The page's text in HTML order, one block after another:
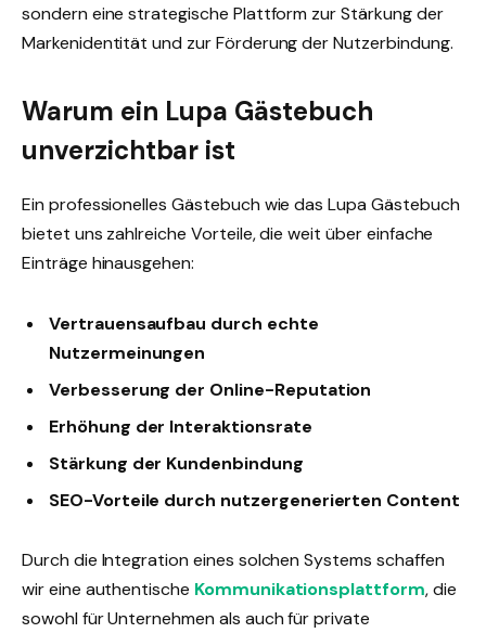
sondern eine strategische Plattform zur Stärkung der
Markenidentität und zur Förderung der Nutzerbindung.
Warum ein Lupa Gästebuch
unverzichtbar ist
Ein professionelles Gästebuch wie das Lupa Gästebuch
bietet uns zahlreiche Vorteile, die weit über einfache
Einträge hinausgehen:
Vertrauensaufbau durch echte
Nutzermeinungen
Verbesserung der Online-Reputation
Erhöhung der Interaktionsrate
Stärkung der Kundenbindung
SEO-Vorteile durch nutzergenerierten Content
Durch die Integration eines solchen Systems schaffen
wir eine authentische Kommunikationsplattform, die
sowohl für Unternehmen als auch für private